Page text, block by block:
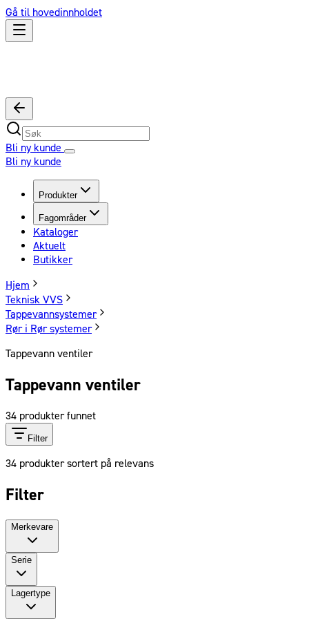
Gå til hovedinnholdet
Bli ny kunde
Bli ny kunde
Produkter
Fagområder
Kataloger
Aktuelt
Butikker
Hjem
Teknisk VVS
Tappevannsystemer
Rør i Rør systemer
Tappevann ventiler
Tappevann ventiler
34 produkter funnet
Filter
34 produkter sortert på relevans
Filter
Merkevare
Serie
Lagertype